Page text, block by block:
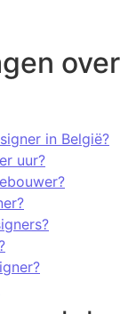
in België?
uur?